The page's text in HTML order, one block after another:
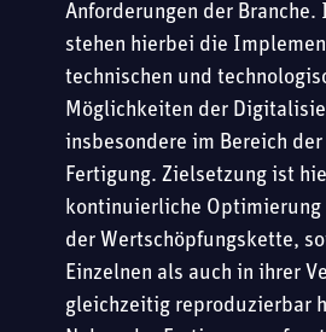
Anforderungen der Branche.
stehen hierbei die
technischen und
Möglichkeiten der
insbesondere im Bereich
Fertigung. Zielsetzung ist
kontinuierliche Optimierung
der Wertschöpfungskette,
Einzelnen als auch in ihrer
gleichzeitig reproduzierbar